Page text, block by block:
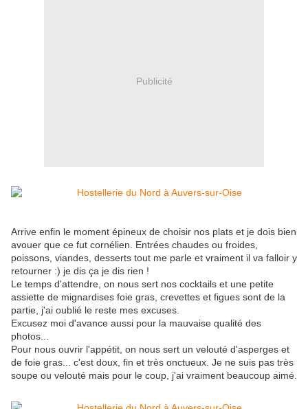
Publicité
Arrive enfin le moment épineux de choisir nos plats et je dois bien
avouer que ce fut cornélien. Entrées chaudes ou froides,
poissons, viandes, desserts tout me parle et vraiment il va falloir y
retourner :) je dis ça je dis rien !
Le temps d'attendre, on nous sert nos cocktails et une petite
assiette de mignardises foie gras, crevettes et figues sont de la
partie, j'ai oublié le reste mes excuses.
Excusez moi d'avance aussi pour la mauvaise qualité des
photos...
Pour nous ouvrir l'appétit, on nous sert un velouté d'asperges et
de foie gras... c'est doux, fin et très onctueux. Je ne suis pas très
soupe ou velouté mais pour le coup, j'ai vraiment beaucoup aimé.